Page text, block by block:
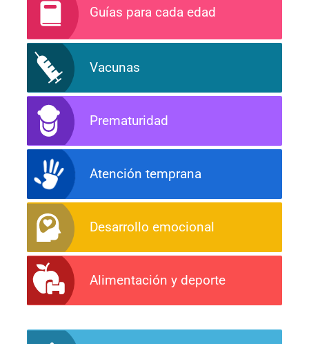
Guías para cada edad
Vacunas
Prematuridad
Atención temprana
Desarrollo emocional
Alimentación y deporte